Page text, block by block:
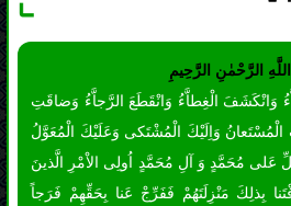
هُوَ اَقْرَبُ يا مُحَمَّدُ يا عَلِىُّ يا عَلِىُّ يا مُحَمَّدُ
فَاِنَّكُما ناصِرانِ يا مَوْلانا يا صاحِبَ
اَدْرِكْنى اَدْرِكْنى اَدْرِكْنى السّاعَةَ السّاعَةَ
يا اَرْحَمَ الرّاحِمينَ بِحَقِّ مُحَمَّدٍ وَآلِهِ